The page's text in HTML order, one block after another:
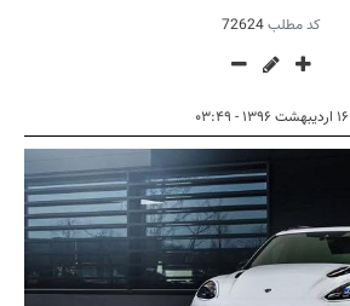
کد مطلب72624
۱۶ اردیبهشت ۱۳۹۶ - ۰۳:۴۹